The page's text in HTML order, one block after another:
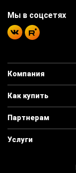
Компания
Как купить
Партнерам
Услуги
Мы в соцсетях